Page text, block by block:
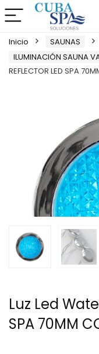
Inicio SAUNAS
ILUMINACIÓN SAUNA
REFLECTOR LED SPA
Luz Led
SPA 70MM